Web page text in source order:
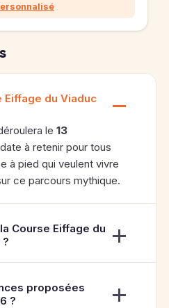
Eiffage du Viaduc
le 13
à retenir pour tous
à pied qui veulent vivre
ce parcours mythique.
Course Eiffage du
proposées
?